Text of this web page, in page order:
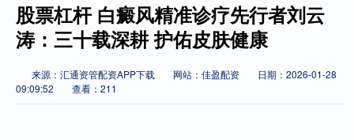
股票杠杆 白癜风精准诊疗先行者刘云
涛：三十载深耕 护佑皮肤健康
来源：汇通资管配资APP下载 网站：佳盈配资
日期：2026-01-28
09:09:52
查看：211